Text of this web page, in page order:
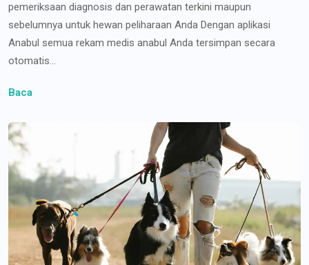
pemeriksaan diagnosis dan perawatan terkini maupun
sebelumnya untuk hewan peliharaan Anda Dengan aplikasi
Anabul semua rekam medis anabul Anda tersimpan secara
otomatis...
Baca